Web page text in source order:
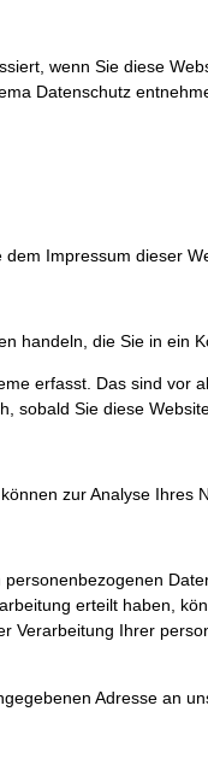
wenn Sie diese
Datenschutz
Impressum dieser
handeln, die Sie in ein
erfasst. Das sind vor
sobald Sie diese
zur Analyse Ihres
erteilt haben,
Ihrer
Adresse an